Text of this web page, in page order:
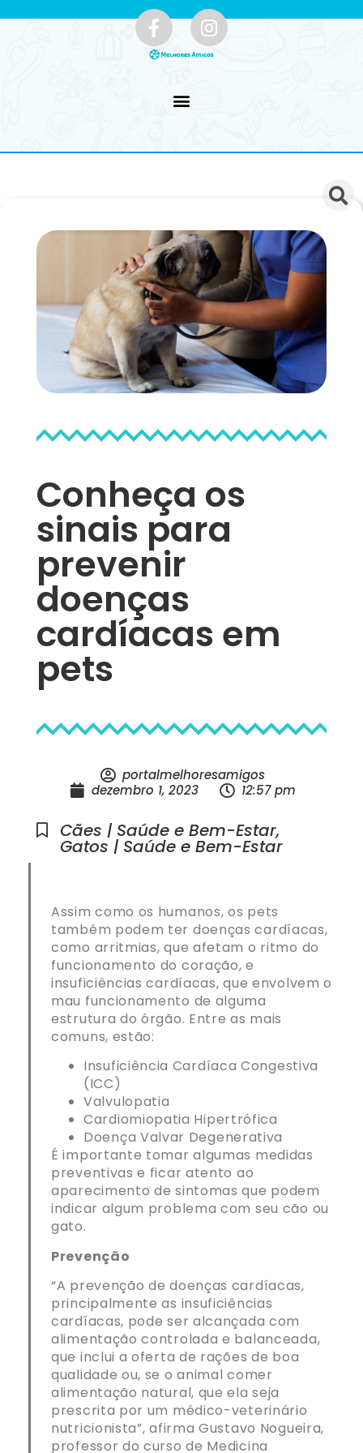
Conheça os
sinais para
prevenir
doenças
cardíacas em
pets
portalmelhoresamigos
dezembro 1, 2023
12:57 pm
Cães | Saúde e Bem-Estar,
Gatos | Saúde e Bem-Estar
Assim como os humanos, os pets
também podem ter doenças cardíacas,
como arritmias, que afetam o ritmo do
funcionamento do coração, e
insuficiências cardíacas, que envolvem o
mau funcionamento de alguma
estrutura do órgão. Entre as mais
comuns, estão:
Insuficiência Cardíaca Congestiva
(ICC)
Valvulopatia
Cardiomiopatia Hipertrófica
Doença Valvar Degenerativa
É importante tomar algumas medidas
preventivas e ficar atento ao
aparecimento de sintomas que podem
indicar algum problema com seu cão ou
gato.
Prevenção
“A prevenção de doenças cardíacas,
principalmente as insuficiências
cardíacas, pode ser alcançada com
alimentação controlada e balanceada,
que inclui a oferta de rações de boa
qualidade ou, se o animal comer
alimentação natural, que ela seja
prescrita por um médico-veterinário
nutricionista”, afirma Gustavo Nogueira,
professor do curso de Medicina